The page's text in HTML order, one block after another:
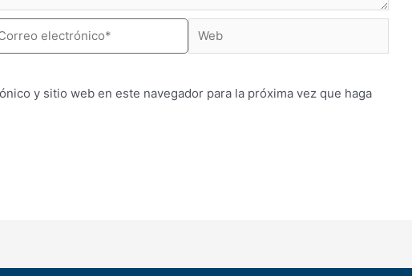
y sitio web en este navegador para la próxima vez que haga